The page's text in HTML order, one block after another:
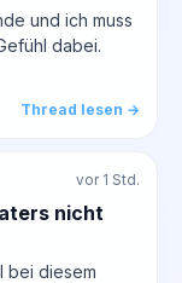
und ich muss
dabei.
Thread lesen →
vor 1 Std.
nicht
bei diesem